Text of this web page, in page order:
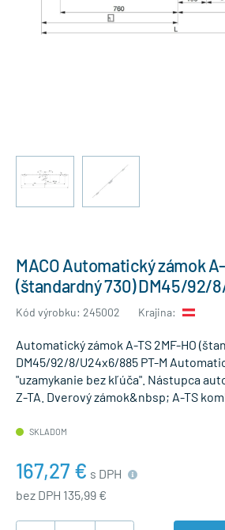
MACO Automatický zámok
(štandardný 730) DM45/92/
Kód výrobku: 245002 Krajina:
Automatický zámok A-TS 2MF-HO
DM45/92/8/U24x6/885 PT-M
"uzamykanie bez kľúča". Nástupca
Z-TA. Dverový zámok&nbsp; A-TS
SKLADOM
167,27 € s DPH
bez DPH 135,99 €